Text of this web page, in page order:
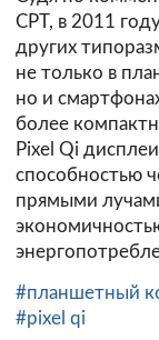
CPT, в 2011
других
не только в
но и
более
Pixel Qi
способностью
прямыми
#планшетный
#pixel qi